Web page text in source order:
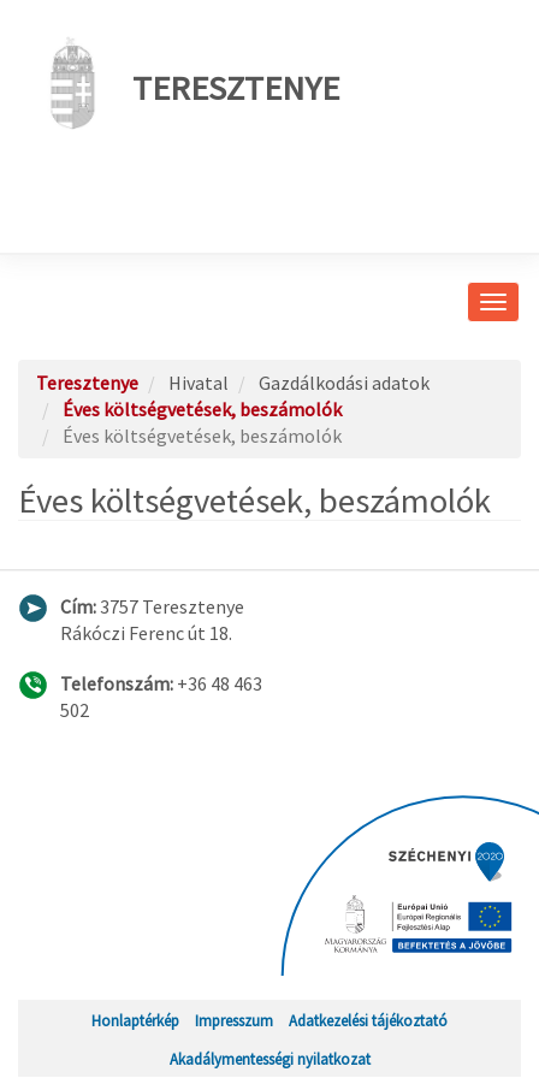
TERESZTENYE
Teresztenye Hivatal
Gazdálkodási adatok
Éves költségvetések, beszámolók
Éves költségvetések, beszámolók
Éves költségvetések, beszámolók
Cím:3757 Teresztenye
Rákóczi Ferenc út 18.
Telefonszám: +36 48 463
502
Honlaptérkép Impresszum
Adatkezelési tájékoztató
Akadálymentességi nyilatkozat